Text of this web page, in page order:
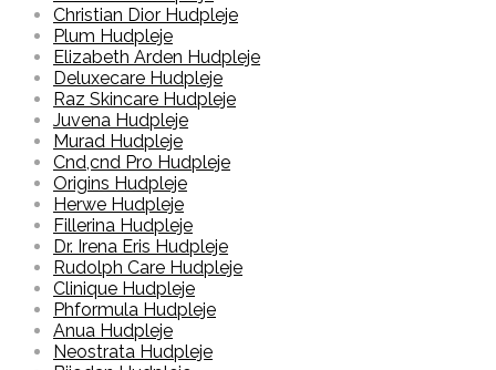
Christian Dior Hudpleje
Plum Hudpleje
Elizabeth Arden Hudpleje
Deluxecare Hudpleje
Raz Skincare Hudpleje
Juvena Hudpleje
Murad Hudpleje
Cnd,cnd Pro Hudpleje
Origins Hudpleje
Herwe Hudpleje
Fillerina Hudpleje
Dr. Irena Eris Hudpleje
Rudolph Care Hudpleje
Clinique Hudpleje
Phformula Hudpleje
Anua Hudpleje
Neostrata Hudpleje